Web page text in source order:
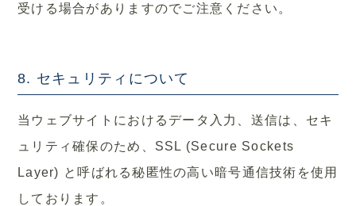
受ける場合がありますのでご注意ください。
8. セキュリティについて
当ウェブサイトにおけるデータ入力、送信は、セキ
ュリティ確保のため、SSL (Secure Sockets
Layer) と呼ばれる秘匿性の高い暗号通信技術を使用
しております。